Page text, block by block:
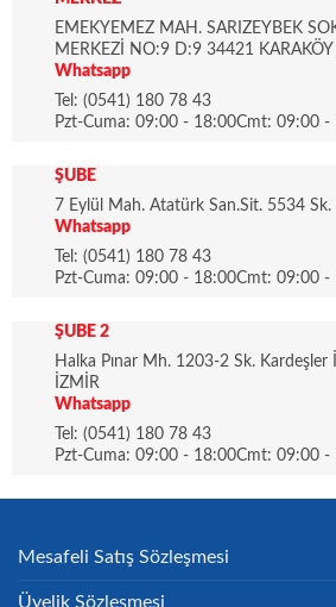
EMEKYEMEZ MAH. SARIZEYBEK
MERKEZİ NO:9 D:9 34421
Whatsapp
Tel: (0541) 180 78 43
Pzt-Cuma: 09:00 - 18:00Cmt: 09:00 -
ŞUBE
7 Eylül Mah. Atatürk San.Sit. 5534
Whatsapp
Tel: (0541) 180 78 43
Pzt-Cuma: 09:00 - 18:00Cmt: 09:00 -
ŞUBE 2
Halka Pınar Mh. 1203-2 Sk.
İZMİR
Whatsapp
Tel: (0541) 180 78 43
Pzt-Cuma: 09:00 - 18:00Cmt: 09:00 -
Mesafeli Satış Sözleşmesi
Üyelik Sözleşmesi